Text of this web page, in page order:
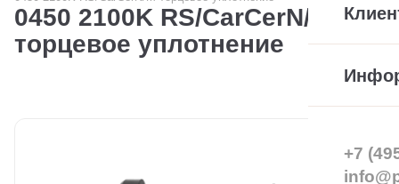
0450 2100K RS/CarCerN/M
торцевое уплотнение
+7